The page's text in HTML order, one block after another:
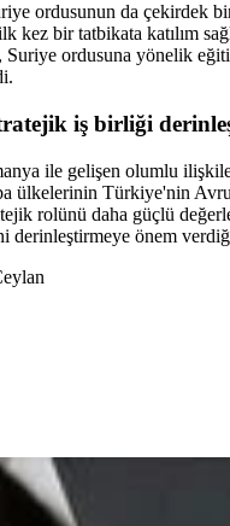
ordusunun da çekirdek
ilk kez bir tatbikata katılım
Suriye ordusuna yönelik
iş birliği
ile gelişen olumlu
ülkelerinin Türkiye'nin
rolünü daha güçlü
derinleştirmeye önem